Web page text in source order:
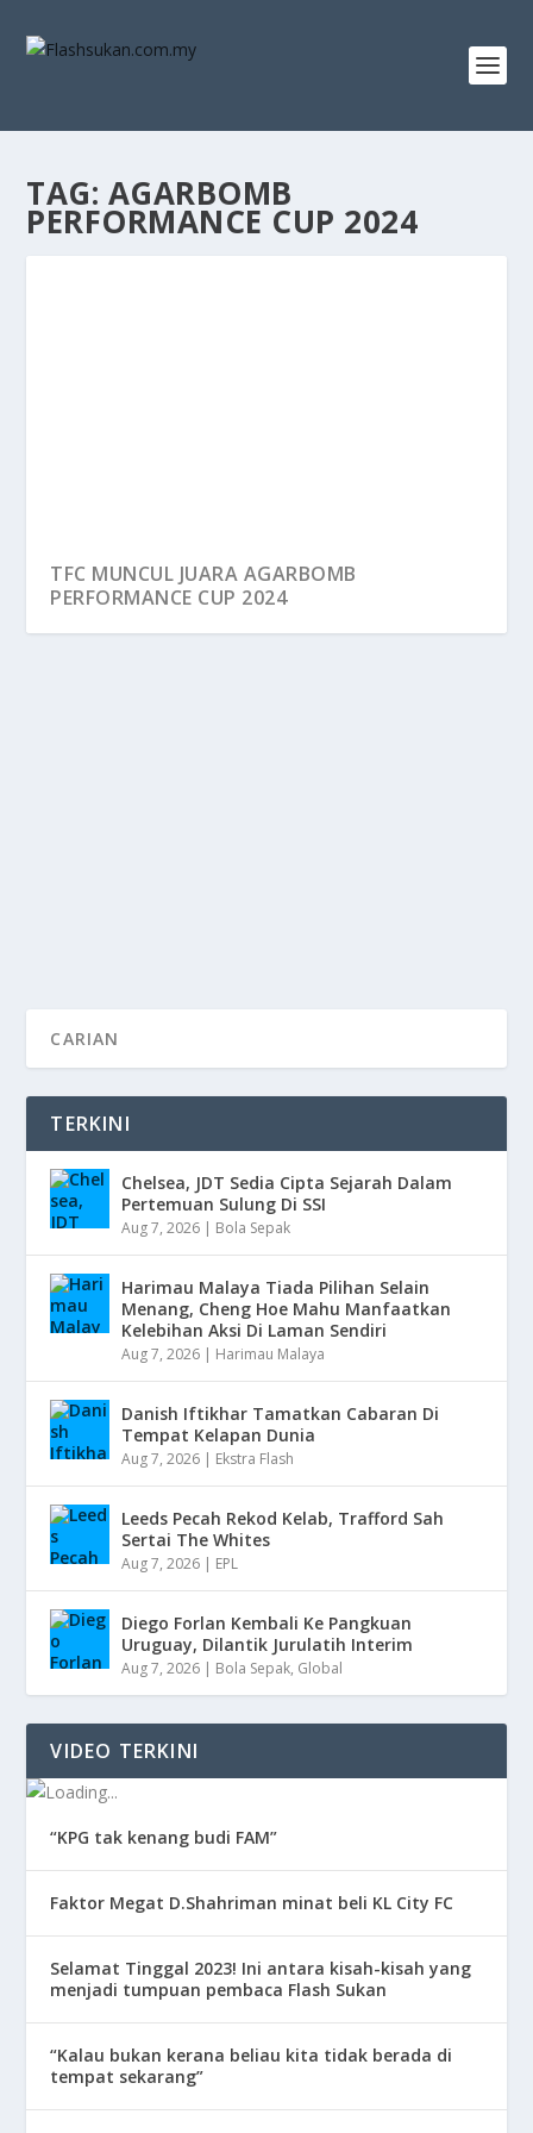
TAG: AGARBOMB
PERFORMANCE CUP 2024
TFC MUNCUL JUARA AGARBOMB
PERFORMANCE CUP 2024
TERKINI
Chelsea, JDT Sedia Cipta Sejarah Dalam
Pertemuan Sulung Di SSI
Aug 7, 2026 | Bola Sepak
Harimau Malaya Tiada Pilihan Selain
Menang, Cheng Hoe Mahu Manfaatkan
Kelebihan Aksi Di Laman Sendiri
Aug 7, 2026 | Harimau Malaya
Danish Iftikhar Tamatkan Cabaran Di
Tempat Kelapan Dunia
Aug 7, 2026 | Ekstra Flash
Leeds Pecah Rekod Kelab, Trafford Sah
Sertai The Whites
Aug 7, 2026 | EPL
Diego Forlan Kembali Ke Pangkuan
Uruguay, Dilantik Jurulatih Interim
Aug 7, 2026 | Bola Sepak, Global
VIDEO TERKINI
“KPG tak kenang budi FAM”
Faktor Megat D.Shahriman minat beli KL City FC
Selamat Tinggal 2023! Ini antara kisah-kisah yang
menjadi tumpuan pembaca Flash Sukan
“Kalau bukan kerana beliau kita tidak berada di
tempat sekarang”